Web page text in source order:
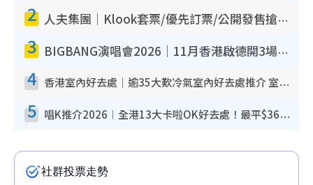
2 人夫集團｜Klook套票/優先訂票/公開發售搶飛攻略！附票價.購票連結.場地座位表
3 BIGBANG演唱會2026｜11月香港啟德開3場！實名制VIP申請、優先購票攻略
4 香港室內好去處｜逾35大歎冷氣室內好去處推介 室內活動免費避雨無懼落雨
5 唱K推介2026︱全港13大卡啦OK好去處！最平$36起 日文K都有！(附地址+收費詳情)